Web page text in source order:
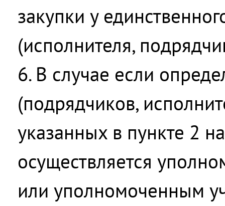
закупки у
(исполнителя,
6. В случае если
(подрядчиков,
указанных в пункте 2
осуществляется
или уполномоченным